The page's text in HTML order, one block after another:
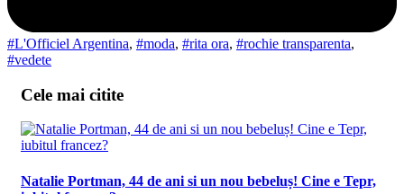
#L'Officiel Argentina, #moda, #rita ora, #rochie transparenta,
#vedete
Cele mai citite
Natalie Portman, 44 de ani si un nou bebeluș! Cine e Tepr,